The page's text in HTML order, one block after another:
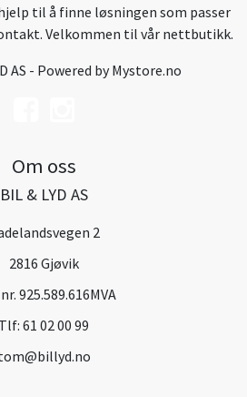
til å finne løsningen som passer
Velkommen til vår nettbutikk.
AS - Powered byMystore.no
Om oss
BIL & LYD AS
2
2816 Gjøvik
925.589.616MVA
Tlf: 61 02 00 99